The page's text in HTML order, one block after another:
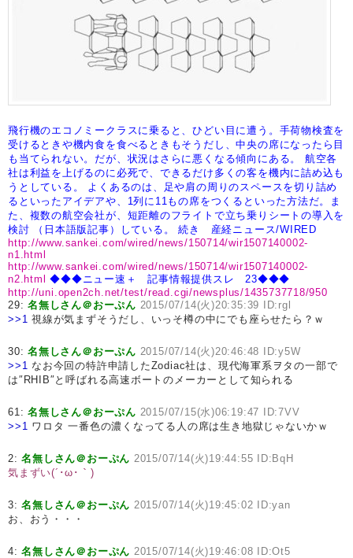
飛行機のエコノミークラスに乗ると、ひどい目に遭う。手荷物検査を
受けるときや機内食を食べるときもそうだし、中央の席になったら目
も当てられない。だが、状況はさらに悪くなる傾向にある。
航空各
社は利益を上げるのに必死で、できるだけ多くの客を機内に詰め込も
うとしている。
よくあるのは、足や肩の周りのスペースを切り詰め
るといったアイデアや、1列に11もの席をつくるといった方法だ。ま
た、複数の航空会社が、短距離のフライトで立ち乗りシートの導入を
検討
（日本語版記事）している。
続き 産経ニュース/WIRED
http://www.sankei.com/wired/news/150714/wir1507140002-
n1.html
http://www.sankei.com/wired/news/150714/wir1507140002-
n2.html
◆◆◆ニュー速＋ 記事情報提供スレ 23◆◆◆
http://uni.open2ch.net/test/read.cgi/newsplus/1435737718/950
29:名無しさん＠おーぷん 2015/07/14(火)20:35:39 ID:rgl
>>1 視線が気まずそうだし、いっそ樽の中にでも座らせたら？ｗ
30:名無しさん＠おーぷん 2015/07/14(火)20:46:48 ID:y5W
>>1 なお今回の特許申請したZodiac社は、現代海軍系ヲタの一部で
は″RHIB″と呼ばれる高速ボートのメーカーとして知られる
61:名無しさん＠おーぷん 2015/07/15(水)06:19:47 ID:7VV
>>1 ワロタ 一番色の濃くなってる人の席は生き地獄じゃないかｗ
2:名無しさん＠おーぷん 2015/07/14(火)19:44:55 ID:BqH
気まずい(´･ω･｀)
3:名無しさん＠おーぷん 2015/07/14(火)19:45:02 ID:yan
お、おう・・・
4:名無しさん＠おーぷん 2015/07/14(火)19:46:08 ID:Ot5